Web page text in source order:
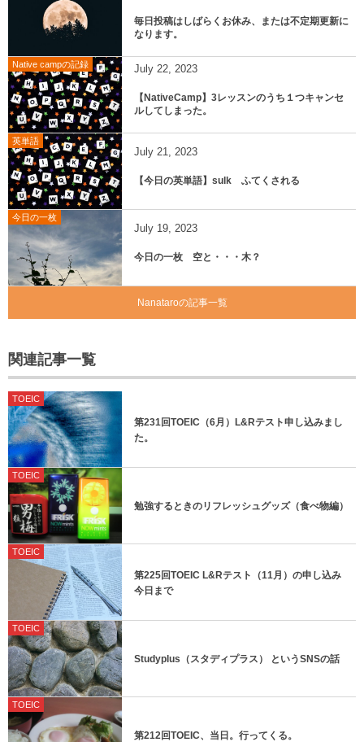
毎日投稿はしばらくお休み、または不定期更新に
なります。
Native campの記録 July 22, 2023
【NativeCamp】3レッスンのうち１つキャンセ
ルしてしまった。
英単語
July 21, 2023
【今日の英単語】sulk ふてくされる
今日の一枚
July 19, 2023
今日の一枚 空と・・・木？
Nanataroの記事一覧
関連記事一覧
TOEIC
第231回TOEIC（6月）L&Rテスト申し込みまし
た。
TOEIC
勉強するときのリフレッシュグッズ（食べ物編）
TOEIC
第225回TOEIC L&Rテスト（11月）の申し込み
今日まで
TOEIC
Studyplus（スタディプラス） というSNSの話
TOEIC
第212回TOEIC、当日。行ってくる。